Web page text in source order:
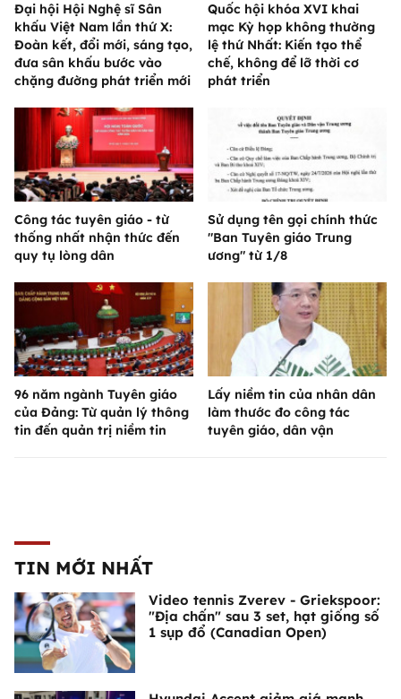
Đại hội Hội Nghệ sĩ Sân
khấu Việt Nam lần thứ X:
Đoàn kết, đổi mới, sáng tạo,
đưa sân khấu bước vào
chặng đường phát triển mới
Quốc hội khóa XVI khai
mạc Kỳ họp không thường
lệ thứ Nhất: Kiến tạo thể
chế, không để lỡ thời cơ
phát triển
Công tác tuyên giáo - từ
thống nhất nhận thức đến
quy tụ lòng dân
Sử dụng tên gọi chính thức
"Ban Tuyên giáo Trung
ương" từ 1/8
96 năm ngành Tuyên giáo
của Đảng: Từ quản lý thông
tin đến quản trị niềm tin
Lấy niềm tin của nhân dân
làm thước đo công tác
tuyên giáo, dân vận
TIN MỚI NHẤT
Video tennis Zverev - Griekspoor:
"Địa chấn" sau 3 set, hạt giống số
1 sụp đổ (Canadian Open)